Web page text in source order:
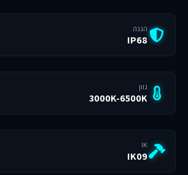
הגנה
IP68
גוון
3000K-6500K
IK
IK09